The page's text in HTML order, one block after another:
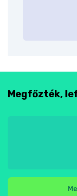
Megfőzték,